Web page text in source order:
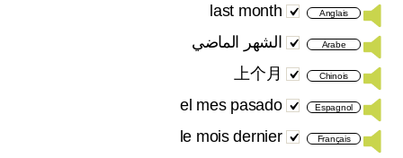
Anglais
last month
Arabe الشهر الماضي
Chinois
上个月
Espagnol
el mes pasado
Français
le mois dernier